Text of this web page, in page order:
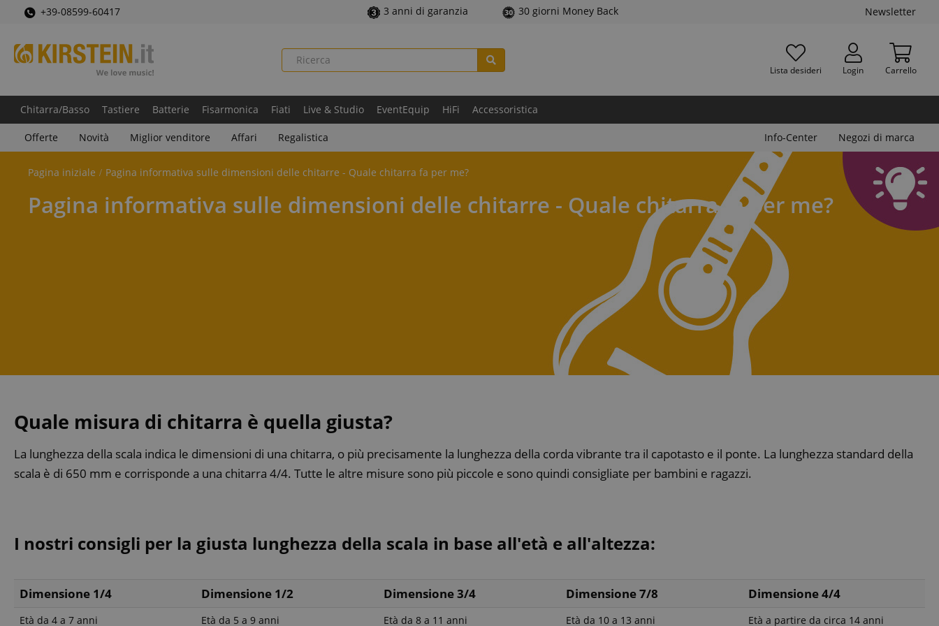
+39-08599-60417 3 anni di garanzia 30 giorni Money Back Newsletter
Lista desideri Login Carrello
Chitarra/Basso Tastiere Batterie Fisarmonica Fiati Live & Studio EventEquip HiFi Accessoristica
Offerte Novità Miglior venditore Affari Regalistica Info-Center Negozi di marca
Pagina iniziale Pagina informativa sulle dimensioni delle chitarre - Quale chitarra fa per me?
Pagina informativa sulle dimensioni delle chitarre - Quale chitarra fa per me?
Quale misura di chitarra è quella giusta?
La lunghezza della scala indica le dimensioni di una chitarra, o più precisamente la lunghezza della corda vibrante tra il capotasto e il ponte. La lunghezza standard della
scala è di 650 mm e corrisponde a una chitarra 4/4. Tutte le altre misure sono più piccole e sono quindi consigliate per bambini e ragazzi.
I nostri consigli per la giusta lunghezza della scala in base all'età e all'altezza:
Dimensione 1/4 Dimensione 1/2 Dimensione 3/4 Dimensione 7/8 Dimensione 4/4
Età da 4 a 7 anni Età da 5 a 9 anni Età da 8 a 11 anni Età da 10 a 13 anni
Età a partire da circa 14 anni